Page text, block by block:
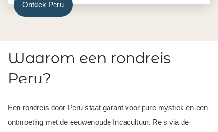
Ontdek Peru
Waarom een rondreis
Peru?
Een rondreis door Peru staat garant voor pure mystiek en een
ontmoeting met de eeuwenoude Incacultuur. Reis via de